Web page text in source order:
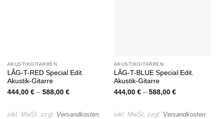
AKUSTIKGITARREN
LÂG-T-RED Special Edit.
Akustik-Gitarre
444,00 €– 588,00 €
inkl. MwSt. zzgl. Versandkosten
AKUSTIKGITARREN
LÂG-T-BLUE Special Edit.
Akustik-Gitarre
444,00 €– 588,00 €
inkl. MwSt. zzgl. Versandkosten